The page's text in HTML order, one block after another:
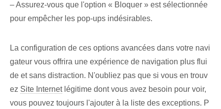
– Assurez-vous que l'option « Bloquer » est ⁤sélectionnée
pour ⁤empêcher les pop-ups indésirables.
La configuration de ces options avancées dans votre navi
gateur vous offrira une expérience de navigation plus flui
de et sans distraction. N'oubliez pas que si vous en trouv
ez Site Internetlégitime dont vous avez besoin⁢ pour voir,
vous pouvez toujours l'ajouter à la liste des ‌exceptions⁢.⁤ P